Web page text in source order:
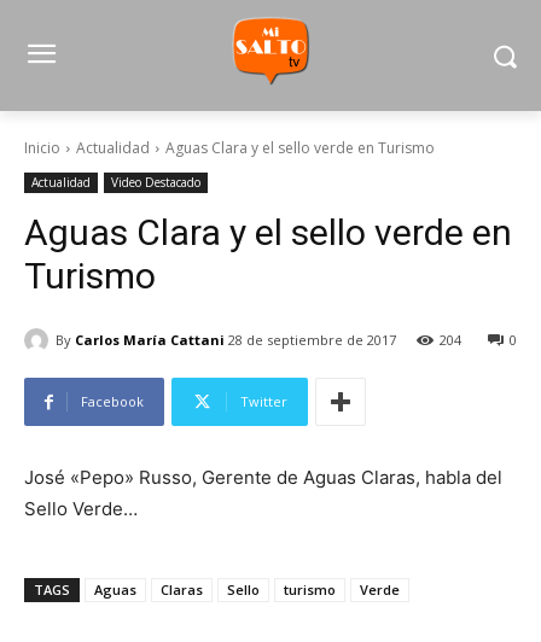
Inicio Actualidad Aguas Clara y el sello verde en Turismo
Actualidad Video Destacado
Aguas Clara y el sello verde en
Turismo
By Carlos María Cattani 28 de septiembre de 2017 0
204
Facebook Twitter
José «Pepo» Russo, Gerente de Aguas Claras, habla del
Sello Verde…
TAGS Aguas Claras Sello turismo Verde